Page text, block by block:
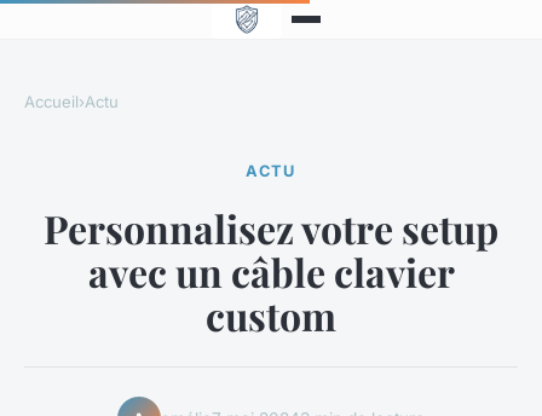
Accueil›Actu
ACTU
Personnalisez votre setup
avec un câble clavier
custom